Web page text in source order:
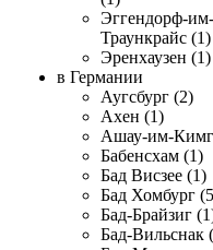
Эггендорф-им-
Траункрайс (1)
Эренхаузен (1)
в Германии
Аугсбург (2)
Ахен (1)
Ашау-им-
Бабенсхам (1)
Бад Висзее (1)
Бад Хомбург
Бад-Брайзиг
Бад-Вильснак